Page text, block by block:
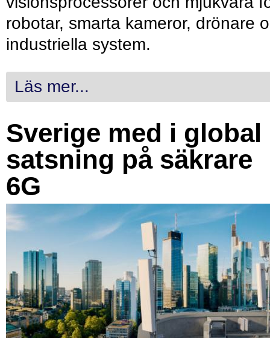
robotar, smarta kameror, drönare
industriella system.
Läs mer...
Sverige med i global
satsning på säkrare
6G